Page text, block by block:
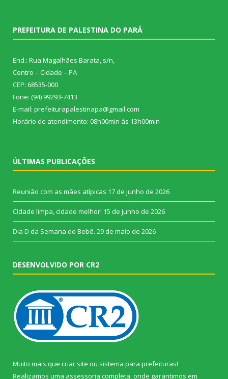
PREFEITURA DE PALESTINA DO PARÁ
End.: Rua Magalhães Barata, s/n,
Centro – Cidade – PA
CEP: 68535-000
Fone: (94) 99293-7413
E-mail: prefeiturapalestinapa@gmail.com
Horário de atendimento: 08h00min às 13h00min
ÚLTIMAS PUBLICAÇÕES
Reunião com as mães atípicas 17 de junho de 2026
Cidade limpa, cidade melhor! 15 de junho de 2026
Dia D da Semana do Bebê. 29 de maio de 2026
DESENVOLVIDO POR CR2
Muito mais que criar site ou sistema para prefeituras!
Realizamos uma assessoria completa, onde garantimos em